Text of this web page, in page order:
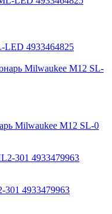
LED 4933464825
Milwaukee M12 SL-0
4933479963